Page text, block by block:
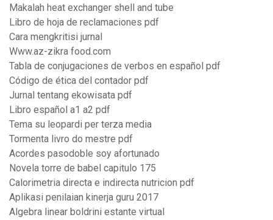
Makalah heat exchanger shell and tube
Libro de hoja de reclamaciones pdf
Cara mengkritisi jurnal
Www.az-zikra food.com
Tabla de conjugaciones de verbos en español pdf
Código de ética del contador pdf
Jurnal tentang ekowisata pdf
Libro español a1 a2 pdf
Tema su leopardi per terza media
Tormenta livro do mestre pdf
Acordes pasodoble soy afortunado
Novela torre de babel capitulo 175
Calorimetria directa e indirecta nutricion pdf
Aplikasi penilaian kinerja guru 2017
Algebra linear boldrini estante virtual